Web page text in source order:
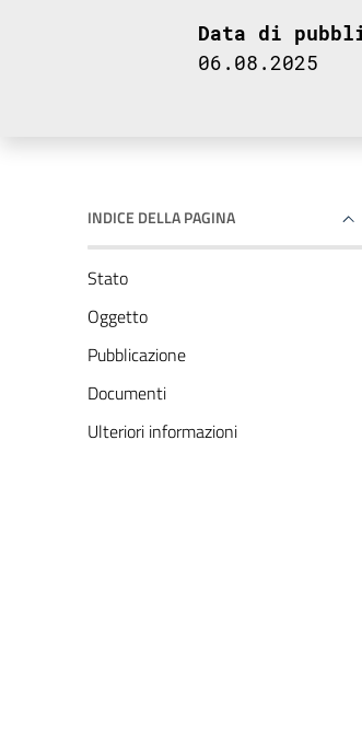
Data di
06.08.2025
INDICE DELLA PAGINA
Stato
Oggetto
Pubblicazione
Documenti
Ulteriori informazioni